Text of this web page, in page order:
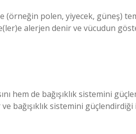
(örneğin polen, yiyecek, güneş)
alerjen denir ve vücudun
hem de bağışıklık sistemini
bağışıklık sistemini